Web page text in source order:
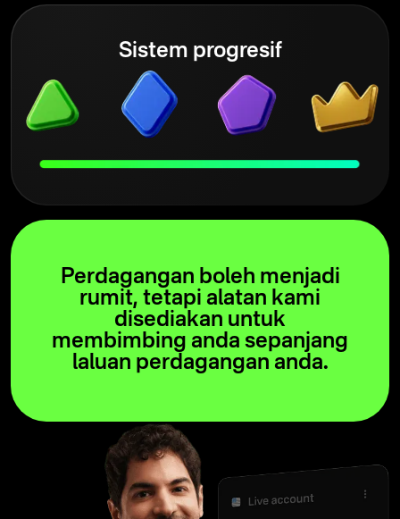
Sistem progresif
Perdagangan boleh menjadi
rumit, tetapi alatan kami
disediakan untuk
membimbing anda sepanjang
laluan perdagangan anda.